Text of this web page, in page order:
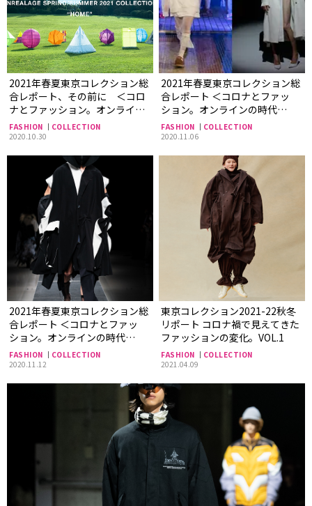
2021年春夏東京コレクション総
合レポート、その前に ＜コロ
ナとファッション。オンライン
の時代＞
FASHION
COLLECTION
2020.10.30
2021年春夏東京コレクション総
合レポート ＜コロナとファッ
ション。オンラインの時代
＞ ーvol.2
FASHION
COLLECTION
2020.11.06
2021年春夏東京コレクション総
合レポート ＜コロナとファッ
ション。オンラインの時代
＞ ーvol.3
FASHION
COLLECTION
2020.11.12
東京コレクション2021-22秋冬
リポート コロナ禍で見えてきた
ファッションの変化。VOL.1
FASHION
COLLECTION
2021.04.09